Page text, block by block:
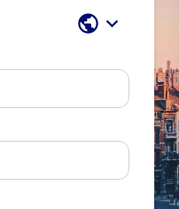
public keyboard_arrow_down